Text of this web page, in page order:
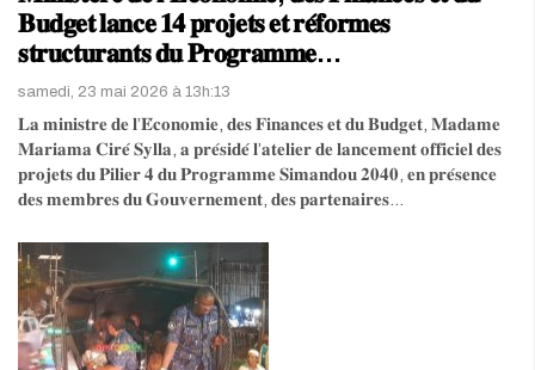
𝐁𝐮𝐝𝐠𝐞𝐭 𝐥𝐚𝐧𝐜𝐞 𝟏𝟒 𝐩𝐫𝐨𝐣𝐞𝐭𝐬 𝐞𝐭 𝐫𝐞́𝐟𝐨𝐫𝐦𝐞𝐬
𝐬𝐭𝐫𝐮𝐜𝐭𝐮𝐫𝐚𝐧𝐭𝐬 𝐝𝐮 𝐏𝐫𝐨𝐠𝐫𝐚𝐦𝐦𝐞…
samedi, 23 mai 2026 à 13h:13
𝐋𝐚 𝐦𝐢𝐧𝐢𝐬𝐭𝐫𝐞 𝐝𝐞 𝐥’𝐄́𝐜𝐨𝐧𝐨𝐦𝐢𝐞, 𝐝𝐞𝐬 𝐅𝐢𝐧𝐚𝐧𝐜𝐞𝐬 𝐞𝐭 𝐝𝐮 𝐁𝐮𝐝𝐠𝐞𝐭, 𝐌𝐚𝐝𝐚𝐦𝐞
𝐌𝐚𝐫𝐢𝐚𝐦𝐚 𝐂𝐢𝐫𝐞́ 𝐒𝐲𝐥𝐥𝐚, 𝐚 𝐩𝐫𝐞́𝐬𝐢𝐝𝐞́ 𝐥’𝐚𝐭𝐞𝐥𝐢𝐞𝐫 𝐝𝐞 𝐥𝐚𝐧𝐜𝐞𝐦𝐞𝐧𝐭 𝐨𝐟𝐟𝐢𝐜𝐢𝐞𝐥 𝐝𝐞𝐬
𝐩𝐫𝐨𝐣𝐞𝐭𝐬 𝐝𝐮 𝐏𝐢𝐥𝐢𝐞𝐫 𝟒 𝐝𝐮 𝐏𝐫𝐨𝐠𝐫𝐚𝐦𝐦𝐞 𝐒𝐢𝐦𝐚𝐧𝐝𝐨𝐮 𝟐𝟎𝟒𝟎, 𝐞𝐧 𝐩𝐫𝐞́𝐬𝐞𝐧𝐜𝐞
𝐝𝐞𝐬 𝐦𝐞𝐦𝐛𝐫𝐞𝐬 𝐝𝐮 𝐆𝐨𝐮𝐯𝐞𝐫𝐧𝐞𝐦𝐞𝐧𝐭, 𝐝𝐞𝐬 𝐩𝐚𝐫𝐭𝐞𝐧𝐚𝐢𝐫𝐞𝐬…